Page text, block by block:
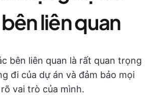
liên quan
bên liên quan là rất quan trọng
đi của dự án và đảm bảo mọi
vai trò của mình.